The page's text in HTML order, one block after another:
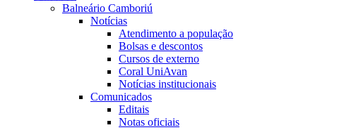
Balneário Camboriú
Notícias
Atendimento a população
Bolsas e descontos
Cursos de externo
Coral UniAvan
Notícias institucionais
Comunicados
Editais
Notas oficiais